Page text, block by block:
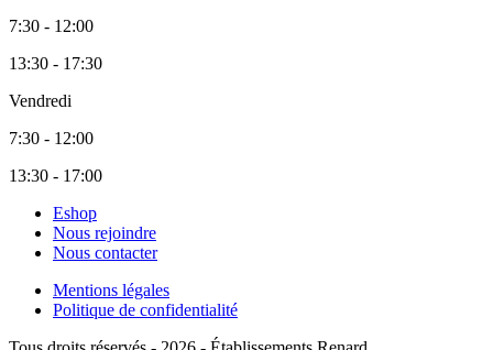
7:30 - 12:00
13:30 - 17:30
Vendredi
7:30 - 12:00
13:30 - 17:00
Eshop
Nous rejoindre
Nous contacter
Mentions légales
Politique de confidentialité